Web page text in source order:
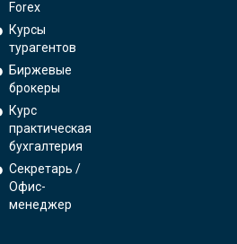
Forex
Курсы
турагентов
Биржевые
брокеры
Курс
практическая
бухгалтерия
Секретарь /
Офис-
менеджер